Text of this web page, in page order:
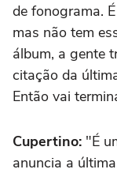
de fonograma.
mas não tem
álbum, a gente
citação da
Então vai
Cupertino: "É
anuncia a